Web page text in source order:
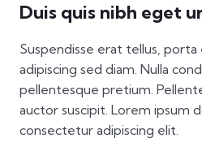
Duis quis nibh eget
Suspendisse erat tellus, porta
adipiscing sed diam. Nulla
pellentesque pretium.
auctor suscipit. Lorem ipsum
consectetur adipiscing elit.